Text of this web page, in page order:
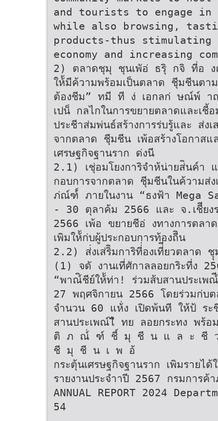
and tourists to engage
while also browsing,
products-thus
economy and increasing
2) ตลาดชุมุ ชุนเพัอ่ ธริุ กจิ ที่อ ง
ให้้มีค้วามพร้อมเป็นตลาด ชีุมชีนตา
ต้องชีม” ทมี ที ง่ เอกลก่ ษณ์พ์
เปน็ กลไกในการขยายตลาดและเชี้
ประชีาส่มพ่นธ์สร้างการร่บรู้และ ส่
จากตลาด ชีุมชีน เพ้อสร้างโอกาสแ
เศรษฐกิจฐานราก ด่งนี
2.1) เชุ่อมโยงการิจําห้น่ายส่ินค์า
กอบการจากตลาด ชีุมชีนในค้วามส่
ภ่ณ์ฑ์์ ภายในงาน “ธงฟ้า Mega
- 30 ตุลาค้ม 2566 และ จ.เชีีย
2566 เพ้อ ขยายชีอ่ งทางการตลา
เพิมให้้ก่บผู้ประกอบการท้องถีิน
2.2) ส่่งเส่ริิมการิที่่องเที่ียวตลาด
(1) จดั งานเที่ศักาลลอยกริะที่ง
“พาณ์ิชีย์ให้้ท่า! ร่วมส้บสานประเพ
27 พฤศจิกายน 2566 โดยร่วมก่บต
จํานวน 60 แห้่ง เปิดพ้นที ให้ป้ ระ
สานประเพณ์ไี ทย ลอยกระทง พร้
ติ ภ ณ์่ ฑ์ ชี์ มุ ชี น แ ล ะ ชี
ชี มุ ชี น เ พ อ้
กระตุ้นเศรษฐกิจฐานราก เพิมรายไ
รายงานประจําาปี 2567 กรมการค้า
ANNUAL REPORT 2024
54